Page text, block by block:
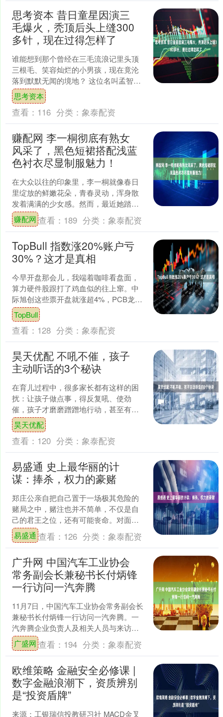
思考资本 昔日童星因演三
毛爆火，秃顶后头上缝300
多针，现在过得怎样了
谁能想到那个曾经在三毛流浪记里头顶
三根毛、笑容灿烂的小男孩，现在竟沦
落到默默无闻的境地？ 这位名叫孟智超
的童星，曾经红得发紫现在却因为秃顶
而不得不在头上缝了30....
思考资本
查看： 116 分类： 象泰配资
赚配网 李一桐彻底有熟女
风采了，黑色短裙搭配浅蓝
色衬衣尽显制服魅力！
在大众以往的印象里，李一桐就像春日
里绽放的鲜嫩花朵，青春灵动，浑身散
发着满满的少女感。然而，最近她踏上
的熟女路线，那视觉上的巨大变革，可
真是引发了广泛关注，就像....
赚配网 查看： 189 分类： 象泰配资
TopBull 指数涨20%账户亏
30%？这才是真相
今早开盘那会儿，我端着咖啡看盘面，
算力硬件股跟打了鸡血似的往上窜。中
际旭创这些票开盘就涨超4%，PCB龙头
胜宏科技更夸张，三季报净利润同比涨
324%。英伟达那边....
TopBull
查看： 128 分类： 象泰配资
昊天优配 不吼不催，孩子
主动听话的3个秘诀
在育儿过程中，很多家长都有这样的困
扰：让孩子做点事，得反复吼、使劲
催，孩子才磨磨蹭蹭地行动，甚至有时
候吼了催了也不管用，把家长气得够
呛。其实，想让孩子主动听话，....
昊天优配
查看： 120 分类： 象泰配资
易盛通 史上最华丽的计
谋：捧杀，权力的豪赌
郑庄公亲自把自己置于一场极其危险的
赌局之中，赌注也并不简单，不仅是自
己的君王之位，还有可能丧命。对面的
赌徒，竟然是他自己的亲弟弟段和母亲
武姜，完全是一场生死对决....
易盛通 查看： 126 分类： 象泰配资
广升网 中国汽车工业协会
常务副会长兼秘书长付炳锋
一行访问一汽奔腾
11月7日，中国汽车工业协会常务副会长
兼秘书长付炳锋一行访问一汽奔腾。一
汽奔腾企业负责人及相关人员与来访人
员座谈交流。 会议全景 座谈中，双方分
别介绍基本情况，....
广盛网 查看： 194 分类： 象泰配资
欧维策略 金融安全必修课 |
数字金融浪潮下，资质辨别
是“投资盾牌”
来源：工银瑞信投教研习社 MACD金叉